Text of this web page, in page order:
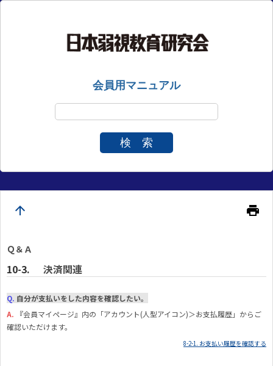
会員用マニュアル
検 索
arrow_upward print
Ｑ＆Ａ
決済関連
Q. 自分が支払いをした内容を確認したい。
A. 『会員マイページ』内の「アカウント(人型アイコン)＞お支払履歴」からご
確認いただけます。
8-2-1. お支払い履歴を確認する